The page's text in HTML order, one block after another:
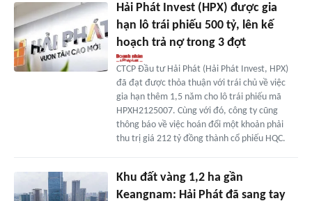
Hải Phát Invest (HPX) được gia
hạn lô trái phiếu 500 tỷ, lên kế
hoạch trả nợ trong 3 đợt
CTCP Đầu tư Hải Phát (Hải Phát Invest, HPX)
đã đạt được thỏa thuận với trái chủ về việc
gia hạn thêm 1,5 năm cho lô trái phiếu mã
HPXH2125007. Cùng với đó, công ty cũng
thông báo về việc hoán đổi một khoản phải
thu trị giá 212 tỷ đồng thành cổ phiếu HQC.
Khu đất vàng 1,2 ha gần
Keangnam: Hải Phát đã sang tay